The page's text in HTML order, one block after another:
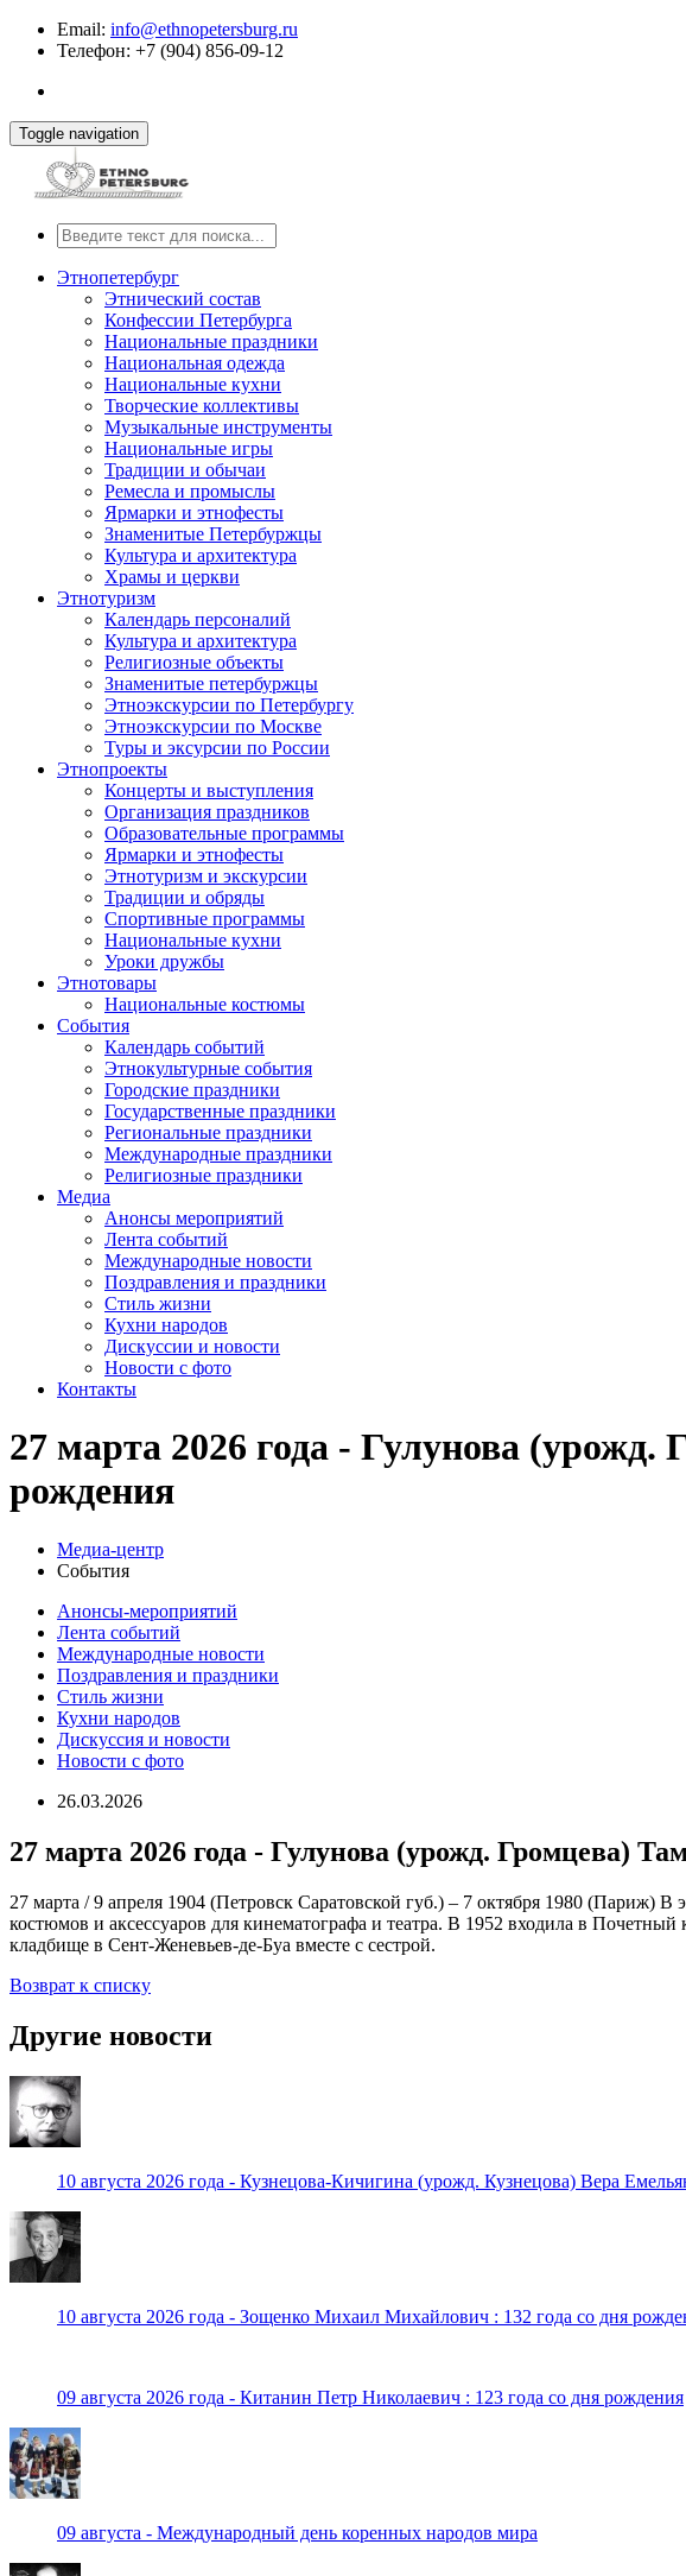
Email: info@ethnopetersburg.ru
Телефон: +7 (904) 856-09-12
Toggle navigation
Этнопетербург
Этнический состав
Конфессии Петербурга
Национальные праздники
Национальная одежда
Национальные кухни
Творческие коллективы
Музыкальные инструменты
Национальные игры
Традиции и обычаи
Ремесла и промыслы
Ярмарки и этнофесты
Знаменитые Петербуржцы
Культура и архитектура
Храмы и церкви
Этнотуризм
Календарь персоналий
Культура и архитектура
Религиозные объекты
Знаменитые петербуржцы
Этноэкскурсии по Петербургу
Этноэкскурсии по Москве
Туры и эксурсии по России
Этнопроекты
Концерты и выступления
Организация праздников
Образовательные программы
Ярмарки и этнофесты
Этнотуризм и экскурсии
Традиции и обряды
Спортивные программы
Национальные кухни
Уроки дружбы
Этнотовары
Национальные костюмы
События
Календарь событий
Этнокультурные события
Городские праздники
Государственные праздники
Региональные праздники
Международные праздники
Религиозные праздники
Медиа
Анонсы мероприятий
Лента событий
Международные новости
Поздравления и праздники
Cтиль жизни
Кухни народов
Дискуссии и новости
Новости с фото
Контакты
27 марта 2026 года - Гулунова (урожд.
рождения
Медиа-центр
События
Анонсы-мероприятий
Лента событий
Международные новости
Поздравления и праздники
Cтиль жизни
Кухни народов
Дискуссия и новости
Новости с фото
26.03.2026
27 марта 2026 года - Гулунова (урожд. Громцева)
27 марта / 9 апреля 1904 (Петровск Саратовской губ.) – 7 октября 1980 (Париж)
костюмов и аксессуаров для кинематографа и театра. В 1952 входила в
кладбище в Сент-Женевьев-де-Буа вместе с сестрой.
Возврат к списку
Другие новости
10 августа 2026 года - Кузнецова-Кичигина (урожд. Кузнецова) Вера
10 августа 2026 года - Зощенко Михаил Михайлович : 132 года со дня
09 августа 2026 года - Китанин Петр Николаевич : 123 года со дня рождения
09 августа - Международный день коренных народов мира